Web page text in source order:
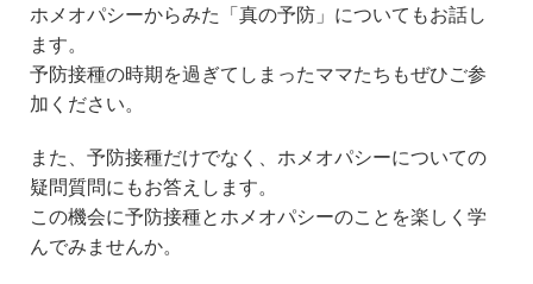
ホメオパシーからみた「真の予防」についてもお話し
ます。
予防接種の時期を過ぎてしまったママたちもぜひご参
加ください。
また、予防接種だけでなく、ホメオパシーについての
疑問質問にもお答えします。
この機会に予防接種とホメオパシーのことを楽しく学
んでみませんか。